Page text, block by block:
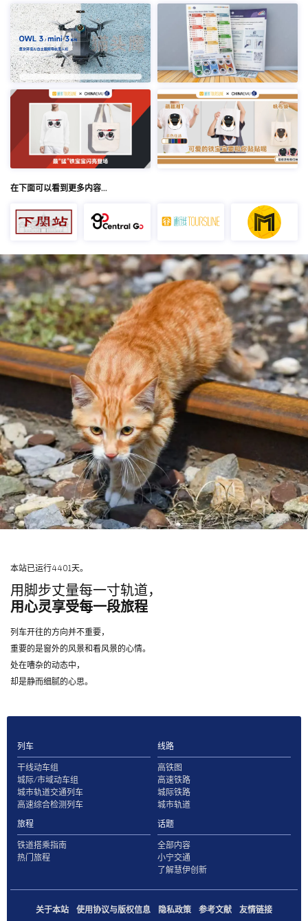
在下面可以看到更多内容…
本站已运行4401天。
用脚步丈量每一寸轨道，
用心灵享受每一段旅程
列车开往的方向并不重要，
重要的是窗外的风景和看风景的心情。
处在嘈杂的动态中，
却是静而细腻的心思。
列车
干线动车组
城际/市域动车组
城市轨道交通列车
高速综合检测列车
线路
高铁图
高速铁路
城际铁路
城市轨道
旅程
铁道搭乘指南
热门旅程
话题
全部内容
小宁交通
了解慧伊创新
关于本站 使用协议与版权信息 隐私政策 参考文献 友情链接